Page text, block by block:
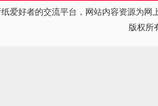
爱好者的交流平台，网站内容资源为
版权所